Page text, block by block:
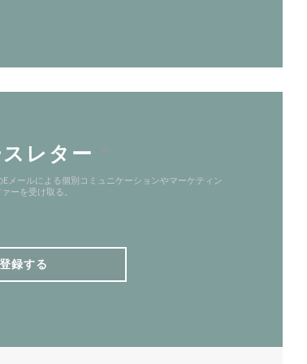
レター
メールによる個別コミュニケーションやマーケティン
ーを受け取る。
登録する